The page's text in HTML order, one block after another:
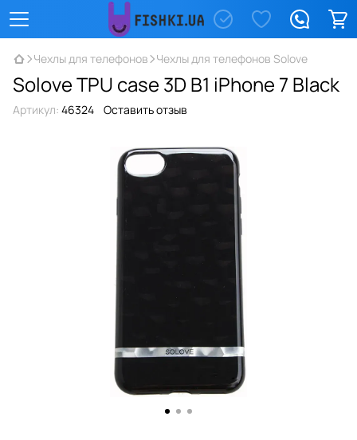
Чехлы для телефонов Чехлы для телефонов Solove
Solove TPU case 3D B1 iPhone 7 Black
Артикул: 46324 Оставить отзыв